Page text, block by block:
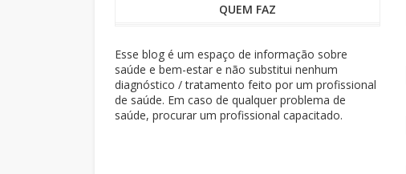
QUEM FAZ
Esse blog é um espaço de informação sobre
saúde e bem-estar e não substitui nenhum
diagnóstico / tratamento feito por um profissional
de saúde. Em caso de qualquer problema de
saúde, procurar um profissional capacitado.